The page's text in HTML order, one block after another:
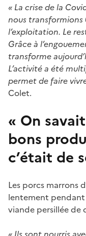
« La crise de la
nous transformions
l’exploitation. Le
Grâce à
transforme
L’activité a été
permet de faire
Colet.
« On
bons
c’était de
Les porcs marrons
lentement pendant
viande persillée de